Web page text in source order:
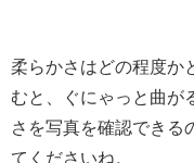
柔らかさはどの程度か
むと、ぐにゃっと曲が
さを写真を確認できる
てくださいね。